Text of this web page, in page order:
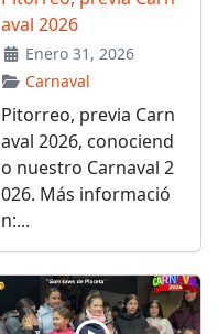
aval 2026
Enero 31, 2026
Carnaval
Pitorreo, previa Carn
aval 2026, conociend
o nuestro Carnaval 2
026. Más informació
n:...